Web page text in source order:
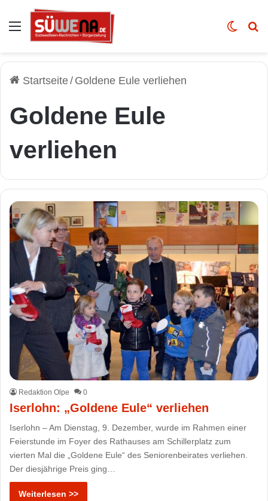
Auswahl Skin
Startseite/ Goldene Eule verliehen
Goldene Eule
verliehen
Redaktion Olpe 0
Iserlohn: „Goldene Eule“ verliehen
Iserlohn – Am Dienstag, 9. Dezember, wurde im Rahmen einer
Feierstunde im Foyer des Rathauses am Schillerplatz zum
vierten Mal die „Goldene Eule“ des Seniorenbeirates verliehen.
Der diesjährige Preis ging…
Weiterlesen >>